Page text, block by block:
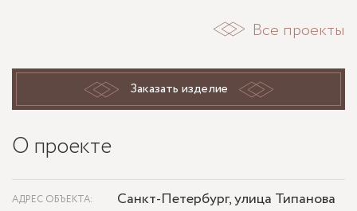
Все проекты
Заказать изделие
О проекте
АДРЕС ОБЪЕКТА: Санкт-Петербург, улица Типанова